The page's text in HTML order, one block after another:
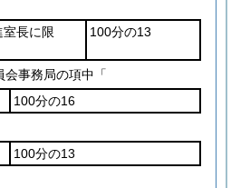
長に限
100分の13
会事務局の項中「
100分の16
100分の13